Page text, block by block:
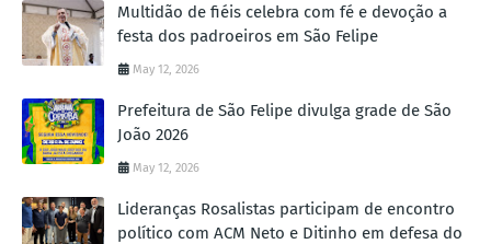
Multidão de fiéis celebra com fé e devoção a
festa dos padroeiros em São Felipe
May 12, 2026
Prefeitura de São Felipe divulga grade de São
João 2026
May 12, 2026
Lideranças Rosalistas participam de encontro
político com ACM Neto e Ditinho em defesa do